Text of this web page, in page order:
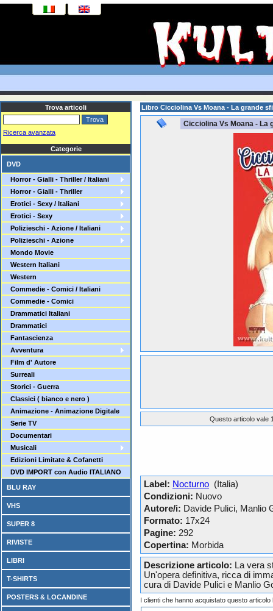
Trova articoli
Ricerca avanzata
Categorie
DVD
Horror - Gialli - Thriller / Italiani
Horror - Gialli - Thriller
Erotici - Sexy / Italiani
Erotici - Sexy
Polizieschi - Azione / Italiani
Polizieschi - Azione
Mondo Movie
Western Italiani
Western
Commedie - Comici / Italiani
Commedie - Comici
Drammatici Italiani
Drammatici
Fantascienza
Avventura
Film d' Autore
Surreali
Storici - Guerra
Classici ( bianco e nero )
Animazione - Animazione Digitale
Serie TV
Documentari
Musicali
Edizioni Limitate & Cofanetti
DVD IMPORT con Audio ITALIANO
BLU RAY
VHS
SUPER 8
RIVISTE
LIBRI
T-SHIRTS
POSTERS & LOCANDINE
Libro Cicciolina Vs Moana - La grande
Cicciolina Vs Moana - La
Questo articolo vale
Label: Nocturno (Italia)
Condizioni: Nuovo
Autore/i: Davide Pulici, Manlio
Formato: 17x24
Pagine: 292
Copertina: Morbida
Descrizione articolo: La vera
Un'opera definitiva, ricca di
cura di Davide Pulici e Manlio
I clienti che hanno acquistato questo